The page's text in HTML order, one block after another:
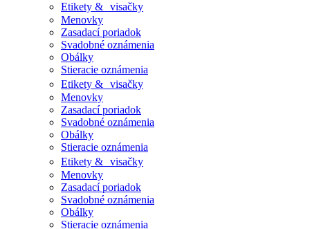
Etikety & visačky
Menovky
Zasadací poriadok
Svadobné oznámenia
Obálky
Stieracie oznámenia
Etikety & visačky
Menovky
Zasadací poriadok
Svadobné oznámenia
Obálky
Stieracie oznámenia
Etikety & visačky
Menovky
Zasadací poriadok
Svadobné oznámenia
Obálky
Stieracie oznámenia